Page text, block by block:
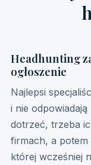
Headhunting
ogłoszenie
Najlepsi
i nie odpowiadają
dotrzeć, trzeba
firmach, a
której wcześniej